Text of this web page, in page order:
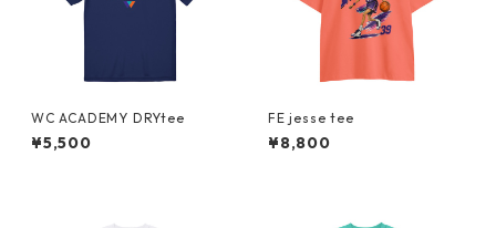
WC ACADEMY DRYtee
¥5,500
FE jesse tee
¥8,800